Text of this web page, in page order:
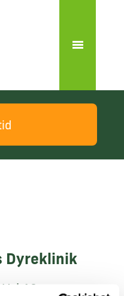
Dyreklinik
10